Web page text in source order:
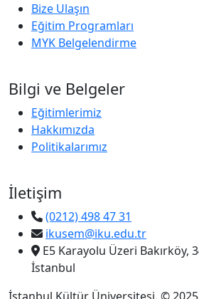
Bize Ulaşın
Eğitim Programları
MYK Belgelendirme
Bilgi ve Belgeler
Eğitimlerimiz
Hakkımızda
Politikalarımız
İletişim
(0212) 498 47 31
ikusem@iku.edu.tr
E5 Karayolu Üzeri Bakırköy,
İstanbul